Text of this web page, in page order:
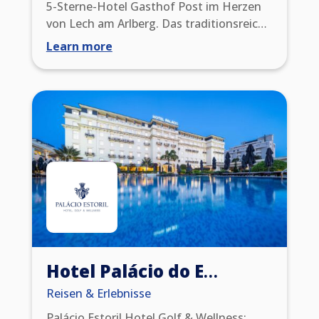
5-Sterne-Hotel Gasthof Post im Herzen
von Lech am Arlberg. Das traditionsreiche
Haus, Mitglied von Relais & Châteaux,
Gastfreundschaft und kulinarische
Spitzenklasse. Genießen Sie stilvolle
Zimmer, entspannende
Wellnessmomente und unvergessliche
Naturerlebnisse in den Bergen.
Learn more
Hotel Palácio do Estoril
Reisen & Erlebnisse